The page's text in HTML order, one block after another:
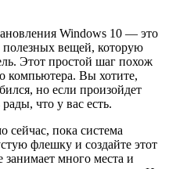
Windows 10 — это
полезных вещей, которую
Этот простой шаг похож
компьютера. Вы хотите,
но если произойдет
что у вас есть.
сейчас, пока система
флешку и создайте этот
много места и